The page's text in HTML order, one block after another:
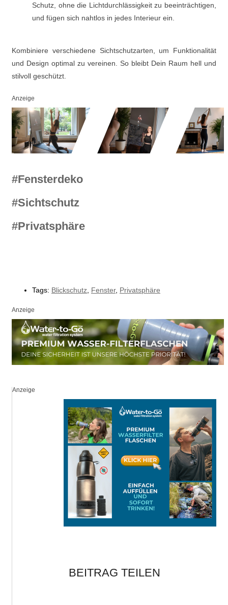
Schutz, ohne die Lichtdurchlässigkeit zu beeinträchtigen,
und fügen sich nahtlos in jedes Interieur ein.
Kombiniere verschiedene Sichtschutzarten, um Funktionalität
und Design optimal zu vereinen. So bleibt Dein Raum hell und
stilvoll geschützt.
Anzeige
#Fensterdeko
#Sichtschutz
#Privatsphäre
Tags: Blickschutz, Fenster, Privatsphäre
Anzeige
Anzeige
BEITRAG TEILEN